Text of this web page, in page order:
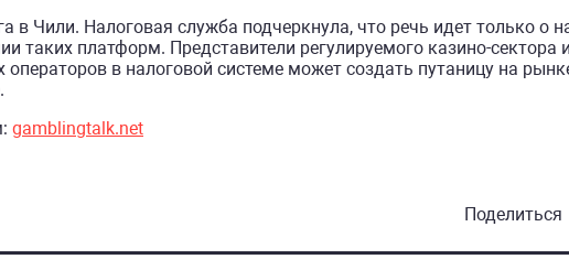
в Чили. Налоговая служба подчеркнула, что речь идет только о
таких платформ. Представители регулируемого казино-сектора
в налоговой системе может создать путаницу на
gamblingtalk.net
Поделиться